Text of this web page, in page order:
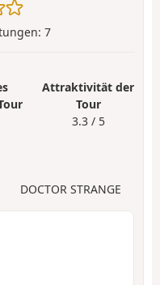
7
Attraktivität der
Tour
3.3 / 5
DOCTOR STRANGE